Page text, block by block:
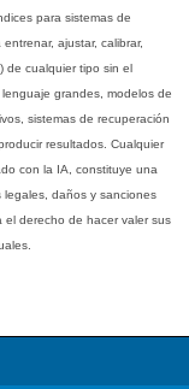
para sistemas de
ajustar, calibrar,
de cualquier tipo sin el
grandes, modelos de
sistemas de recuperación
resultados. Cualquier
con la IA, constituye una
daños y sanciones
el derecho de hacer valer sus